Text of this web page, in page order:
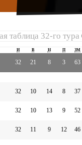
таблица 32-го тура
И В Н П ЗМ
32 21 8 3 63
32 10 14 8 37
32 10 13 9 52
32 11 9 12 46